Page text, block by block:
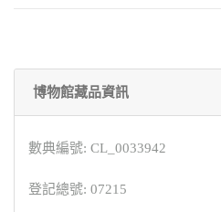
博物館藏品資訊
數典編號: CL_0033942
登記總號: 07215